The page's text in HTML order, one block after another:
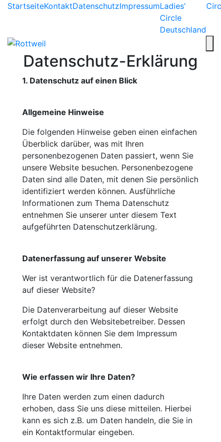
StartseiteKontaktDatenschutzImpressumLadies'
Circle
Deutschland
Datenschutz-Erklärung
1. Datenschutz auf einen Blick
Allgemeine Hinweise
Die folgenden Hinweise geben einen einfachen
Überblick darüber, was mit Ihren
personenbezogenen Daten passiert, wenn Sie
unsere Website besuchen. Personenbezogene
Daten sind alle Daten, mit denen Sie persönlich
identifiziert werden können. Ausführliche
Informationen zum Thema Datenschutz
entnehmen Sie unserer unter diesem Text
aufgeführten Datenschutzerklärung.
Datenerfassung auf unserer Website
Wer ist verantwortlich für die Datenerfassung
auf dieser Website?
Die Datenverarbeitung auf dieser Website
erfolgt durch den Websitebetreiber. Dessen
Kontaktdaten können Sie dem Impressum
dieser Website entnehmen.
Wie erfassen wir Ihre Daten?
Ihre Daten werden zum einen dadurch
erhoben, dass Sie uns diese mitteilen. Hierbei
kann es sich z.B. um Daten handeln, die Sie in
ein Kontaktformular eingeben.